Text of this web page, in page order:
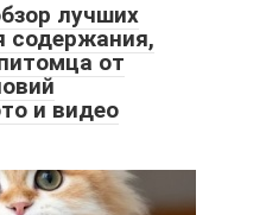
лучших
содержания,
от
и видео